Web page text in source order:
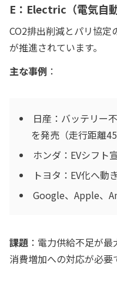
E：Electric（電気自動
CO2排出削減とパリ協定
が推進されています。
主な事例 ：
日産：バッテリー
を発売（走行距離
ホンダ：EVシフト
トヨタ：EV化へ動
Google、Apple、
課題 ：電力供給不足が
消費増加への対応が必要